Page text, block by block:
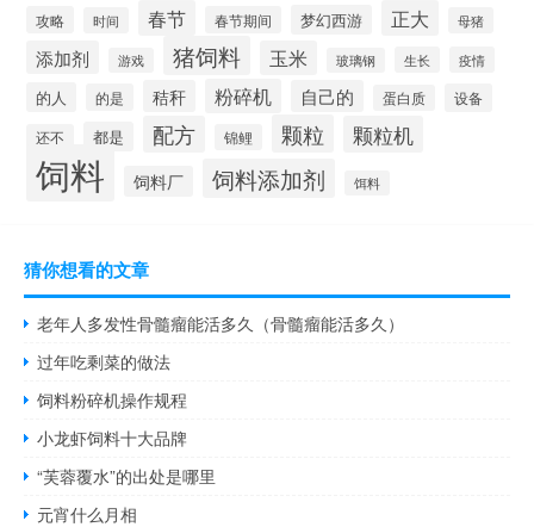
攻略 时间 春节 春节期间 梦幻西游 正大 母猪
添加剂 游戏 猪饲料 玉米 玻璃钢 生长 疫情
的人 的是 秸秆 粉碎机 自己的 蛋白质 设备
还不 都是 配方 锦鲤 颗粒 颗粒机
饲料 饲料厂 饲料添加剂 饵料
猜你想看的文章
老年人多发性骨髓瘤能活多久（骨髓瘤能活多久）
过年吃剩菜的做法
饲料粉碎机操作规程
小龙虾饲料十大品牌
“芙蓉覆水”的出处是哪里
元宵什么月相